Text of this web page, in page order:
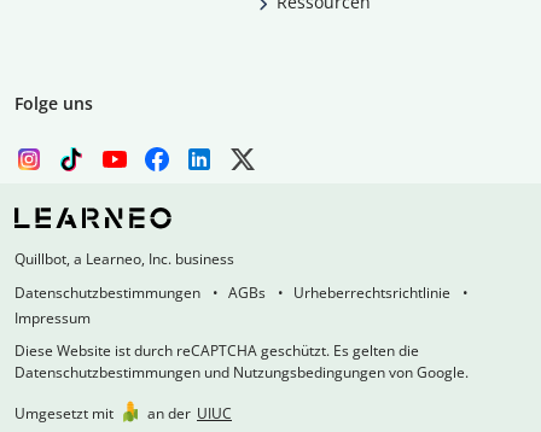
Folge uns
Quillbot, a Learneo, Inc. business
Datenschutzbestimmungen
AGBs
Urheberrechtsrichtlinie
Impressum
Diese Website ist durch reCAPTCHA geschützt. Es gelten die
Datenschutzbestimmungen und Nutzungsbedingungen von Google.
Umgesetzt mit
an der UIUC